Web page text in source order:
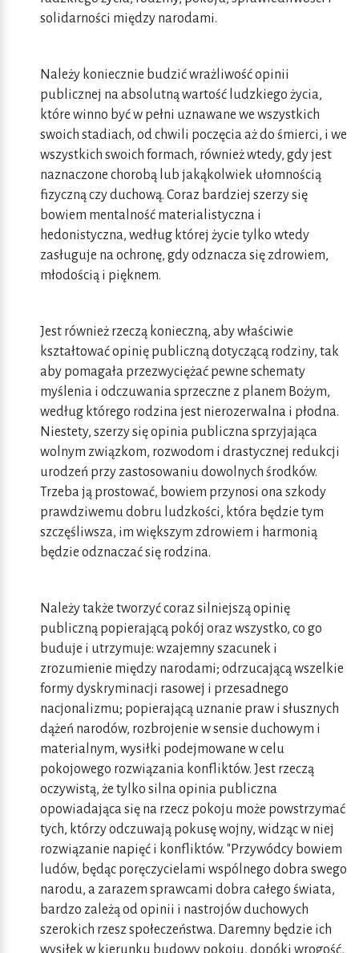
solidarności między narodami.
Należy koniecznie budzić wrażliwość opinii
publicznej na absolutną wartość ludzkiego życia,
które winno być w pełni uznawane we wszystkich
swoich stadiach, od chwili poczęcia aż do śmierci, i we
wszystkich swoich formach, również wtedy, gdy jest
naznaczone chorobą lub jakąkolwiek ułomnością
fizyczną czy duchową. Coraz bardziej szerzy się
bowiem mentalność materialistyczna i
hedonistyczna, według której życie tylko wtedy
zasługuje na ochronę, gdy odznacza się zdrowiem,
młodością i pięknem.
Jest również rzeczą konieczną, aby właściwie
kształtować opinię publiczną dotyczącą rodziny, tak
aby pomagała przezwyciężać pewne schematy
myślenia i odczuwania sprzeczne z planem Bożym,
według którego rodzina jest nierozerwalna i płodna.
Niestety, szerzy się opinia publiczna sprzyjająca
wolnym związkom, rozwodom i drastycznej redukcji
urodzeń przy zastosowaniu dowolnych środków.
Trzeba ją prostować, bowiem przynosi ona szkody
prawdziwemu dobru ludzkości, która będzie tym
szczęśliwsza, im większym zdrowiem i harmonią
będzie odznaczać się rodzina.
Należy także tworzyć coraz silniejszą opinię
publiczną popierającą pokój oraz wszystko, co go
buduje i utrzymuje: wzajemny szacunek i
zrozumienie między narodami; odrzucającą wszelkie
formy dyskryminacji rasowej i przesadnego
nacjonalizmu; popierającą uznanie praw i słusznych
dążeń narodów, rozbrojenie w sensie duchowym i
materialnym, wysiłki podejmowane w celu
pokojowego rozwiązania konfliktów. Jest rzeczą
oczywistą, że tylko silna opinia publiczna
opowiadająca się na rzecz pokoju może powstrzymać
tych, którzy odczuwają pokusę wojny, widząc w niej
rozwiązanie napięć i konfliktów. "Przywódcy bowiem
ludów, będąc poręczycielami wspólnego dobra swego
narodu, a zarazem sprawcami dobra całego świata,
bardzo zależą od opinii i nastrojów duchowych
szerokich rzesz społeczeństwa. Daremny będzie ich
wysiłek w kierunku budowy pokoju, dopóki wrogość,